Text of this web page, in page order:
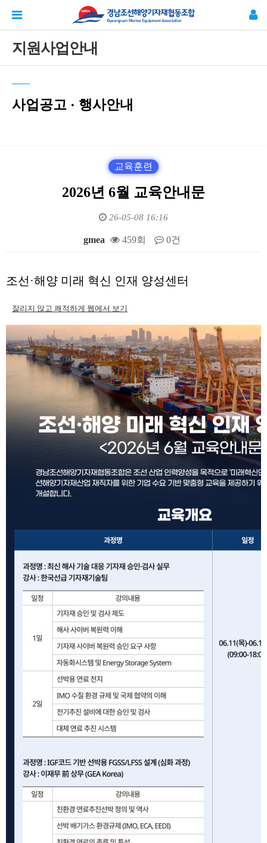
지원사업안내
사업공고 · 행사안내
교육훈련
2026년 6월 교육안내문
26-05-08 16:16
gmea 459회 0건
조선·해양 미래 혁신 인재 양성센터
잘리지 않고 쾌적하게 웹에서 보기